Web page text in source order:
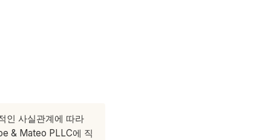
인 사실관계에 따라
& Mateo PLLC에 직